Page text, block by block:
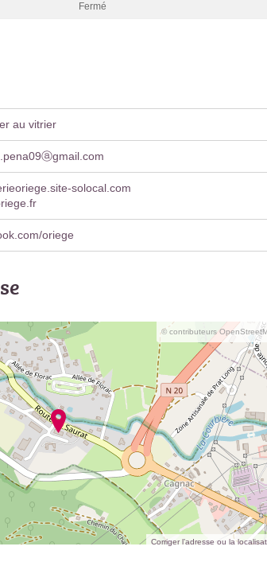
Fermé
au vitrier
solocal.com
oriege
© contributeurs
Corriger l’adresse ou la